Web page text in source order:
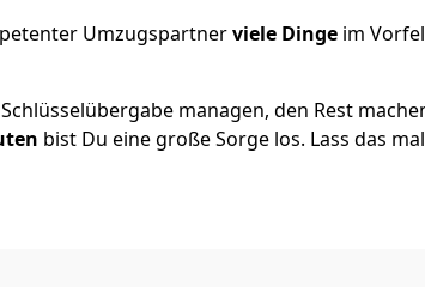
Umzugspartnerviele Dinge im
managen, den Rest
bist Du eine große Sorge los. Lass das